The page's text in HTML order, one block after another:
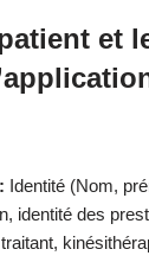
et
Identité (Nom,
identité des